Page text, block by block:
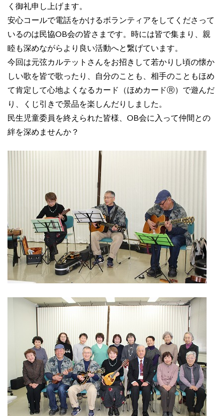
く御礼申し上げます。
安心コールで電話をかけるボランティアをしてくださって
いるのは民協OB会の皆さまです。時には皆で集まり、親
睦も深めながらより良い活動へと繋げています。
今回は元弦カルテットさんをお招きして若かりし頃の懐か
しい歌を皆で歌ったり、自分のことも、相手のこともほめ
て肯定して心地よくなるカード（ほめカードⓇ）で遊んだ
り、くじ引きで景品を楽しんだりしました。
民生児童委員を終えられた皆様、OB会に入って仲間との
絆を深めませんか？